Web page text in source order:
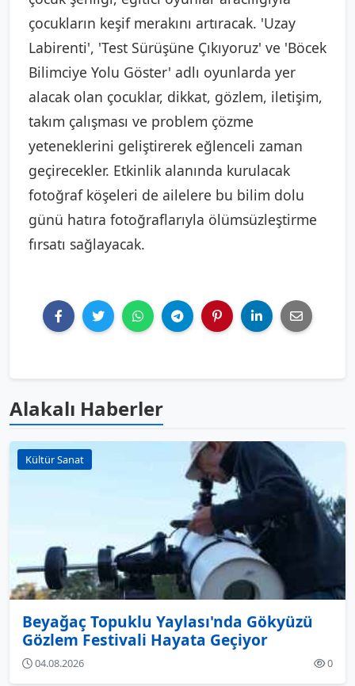
çocukların keşif merakını artıracak. 'Uzay
Labirenti', 'Test Sürüşüne Çıkıyoruz' ve 'Böcek
Bilimciye Yolu Göster' adlı oyunlarda yer
alacak olan çocuklar, dikkat, gözlem, iletişim,
takım çalışması ve problem çözme
yeteneklerini geliştirerek eğlenceli zaman
geçirecekler. Etkinlik alanında kurulacak
fotoğraf köşeleri de ailelere bu bilim dolu
günü hatıra fotoğraflarıyla ölümsüzleştirme
fırsatı sağlayacak.
Alakalı Haberler
Kültür Sanat
Beyağaç Topuklu Yaylası'nda Gökyüzü
Gözlem Festivali Hayata Geçiyor
04.08.2026 0